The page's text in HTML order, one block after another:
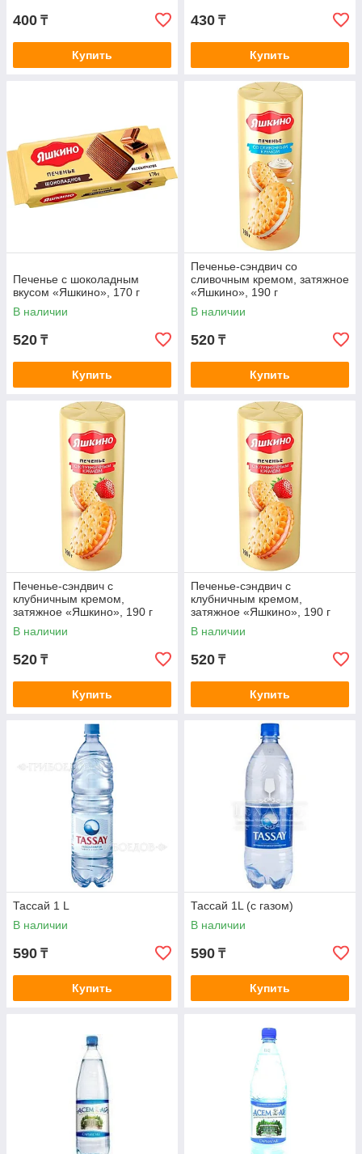
400 ₸
Купить
430 ₸
Купить
Печенье с шоколадным
вкусом «Яшкино», 170 г
В наличии
520 ₸
Купить
Печенье-сэндвич со
сливочным кремом, затяжное
«Яшкино», 190 г
В наличии
520 ₸
Купить
Печенье-сэндвич с
клубничным кремом,
затяжное «Яшкино», 190 г
В наличии
520 ₸
Купить
Печенье-сэндвич с
клубничным кремом,
затяжное «Яшкино», 190 г
В наличии
520 ₸
Купить
Тассай 1 L
В наличии
590 ₸
Купить
Тассай 1L (с газом)
В наличии
590 ₸
Купить